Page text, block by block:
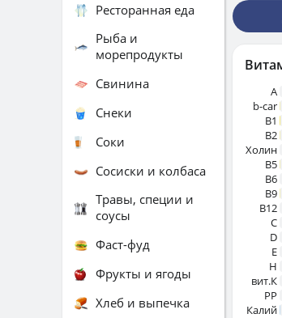
A
b-car
В1
B2
Холин
B5
B6
B9
B12
C
D
E
H
вит.К
PP
Калий
Ресторанная еда
Рыба и
морепродукты
Свинина
Снеки
Соки
Сосиски и колбаса
Травы, специи и
соусы
Фаст-фуд
Фрукты и ягоды
Хлеб и выпечка